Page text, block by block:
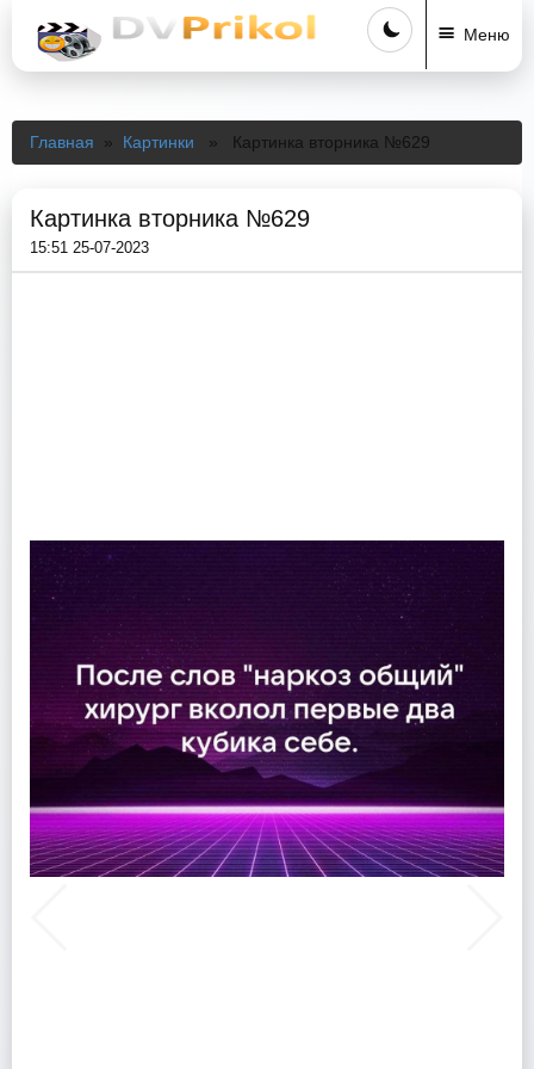
Меню
Главная » Картинки » Картинка вторника №629
Картинка вторника №629
15:51 25-07-2023